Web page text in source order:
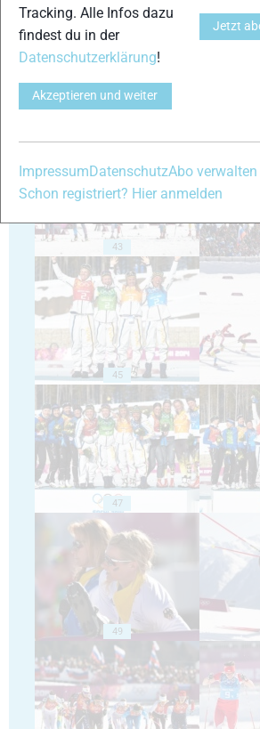
43
45
47
49
Tracking. Alle Infos dazu
findest du in der
Datenschutzerklärung!
Akzeptieren und weiter
Jetzt
Impressum DatenschutzAbo verwalten
Schon registriert? Hier anmelden